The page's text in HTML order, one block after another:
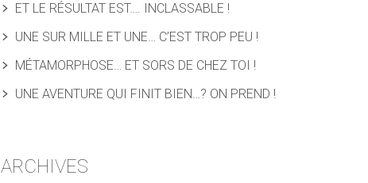
ET LE RÉSULTAT EST…. INCLASSABLE !
UNE SUR MILLE ET UNE… C’EST TROP PEU !
MÉTAMORPHOSE… ET SORS DE CHEZ TOI !
UNE AVENTURE QUI FINIT BIEN…? ON PREND !
ARCHIVES